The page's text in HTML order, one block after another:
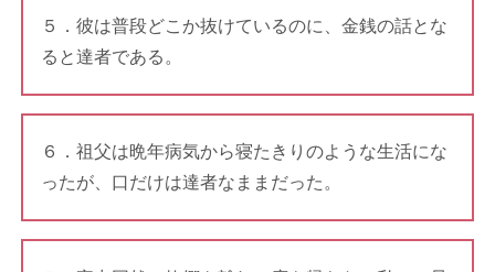
５．彼は普段どこか抜けているのに、金銭の話とな
ると達者である。
６．祖父は晩年病気から寝たきりのような生活にな
ったが、口だけは達者なままだった。